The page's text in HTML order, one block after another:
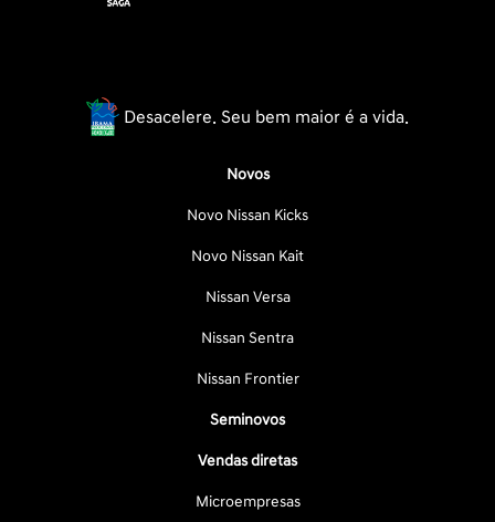
Desacelere. Seu bem maior é a vida.
Novos
Novo Nissan Kicks
Novo Nissan Kait
Nissan Versa
Nissan Sentra
Nissan Frontier
Seminovos
Vendas diretas
Microempresas